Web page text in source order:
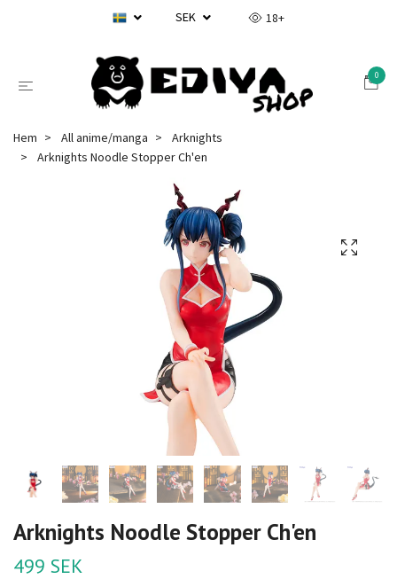
SEK 18+
0
Hem All anime/manga
Arknights
Arknights Noodle Stopper Ch'en
Arknights Noodle Stopper Ch'en
499 SEK